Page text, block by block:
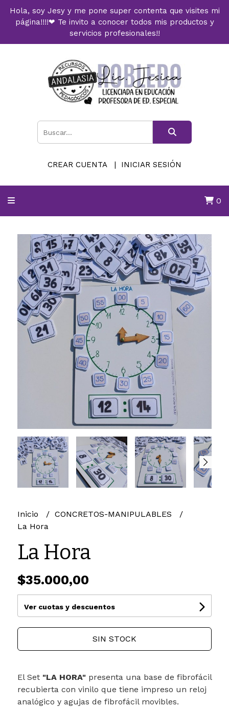
Hola, soy Jesy y me pone super contenta que visites mi
página!!!!❤ Te invito a conocer todos mis productos y
servicios profesionales!!
CREAR CUENTA INICIAR SESIÓN
0
Inicio
CONCRETOS-MANIPULABLES
La Hora
La Hora
$35.000,00
Ver cuotas y descuentos
SIN STOCK
El Set "LA HORA"presenta una base de fibrofácil
recubierta con vinilo que tiene impreso un reloj
analógico y agujas de fibrofácil movibles.